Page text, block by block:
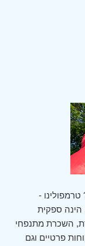
-
הינה ספקית
השכרת מתנפחי
פרטיים וגם